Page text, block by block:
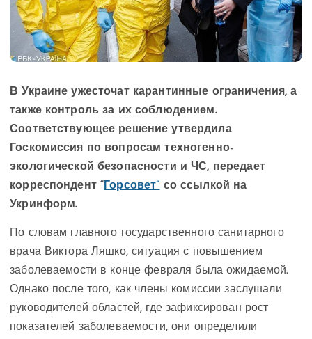
В Украине ужесточат карантинные ограничения, а
также контроль за их соблюдением.
Соответствующее решение утвердила
Госкомиссия по вопросам техногенно-
экологической безопасности и ЧС, передает
корреспондент “ Горсовет” со ссылкой на
Укринформ.
По словам главного государственного санитарного
врача Виктора Ляшко, ситуация с повышением
заболеваемости в конце февраля была ожидаемой.
Однако после того, как члены комиссии заслушали
руководителей областей, где зафиксирован рост
показателей заболеваемости, они определили